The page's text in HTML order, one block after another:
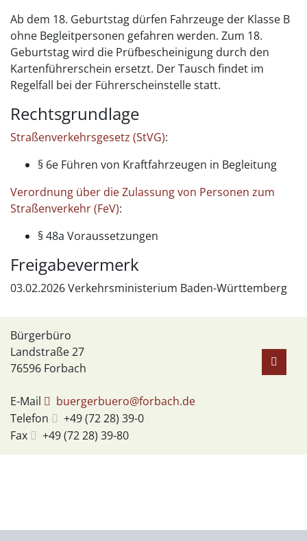
Ab dem 18. Geburtstag dürfen Fahrzeuge der Klasse B
ohne Begleitpersonen gefahren werden. Zum 18.
Geburtstag wird die Prüfbescheinigung durch den
Kartenführerschein ersetzt. Der Tausch findet im
Regelfall bei der Führerscheinstelle statt.
Rechtsgrundlage
Straßenverkehrsgesetz (StVG):
§ 6e Führen von Kraftfahrzeugen in Begleitung
Verordnung über die Zulassung von Personen zum
Straßenverkehr (FeV):
§ 48a Voraussetzungen
Freigabevermerk
03.02.2026 Verkehrsministerium Baden-Württemberg
Bürgerbüro
Landstraße 27
76596 Forbach
E-Mail
buergerbuero@forbach.de
Telefon
+49 (7228) 39-0
Fax
+49 (7228) 39-80